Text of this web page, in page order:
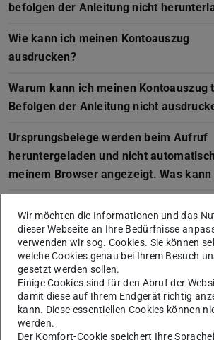
befolgen der Anleitung nicht
Wie kann ich meinen Kontoauszug
ausdrucken?
Warum kann ich meinen Kontoauszug
Befolgen der Anleitung nicht
Ursprungsbelege werden beim Aufruf
heruntergeladen und nicht
meinem Browser angezeigt. Was
ZK2CO wird im Hochformat
Genauere Beschreibung: Wenn Sie die
Saldenliste aus der Transaktion
Kostenstelle oder für ein Projekt
möchten, wird diese im Hochformat
Dies ist kann auch bei der Erstellung
PDFs auftreten.
Wir möchten die Informationen und das
dieser Webseite an Ihre Bedürfnisse
verwenden wir sog. Cookies. Sie können
welche Cookies genau bei Ihrem Besuch
gesetzt werden sollen.
Einige Cookies sind für den Abruf der
damit diese auf Ihrem Endgerät richtig
kann. Diese essentiellen Cookies können
werden.
Der Komfort-Cookie speichert Ihre